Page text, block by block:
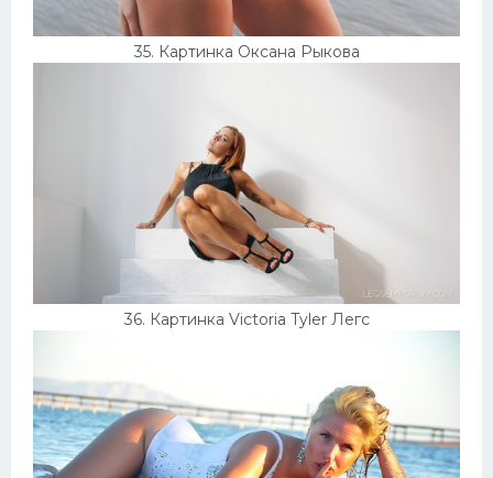
35. Картинка Оксана Рыкова
36. Картинка Victoria Tyler Легс